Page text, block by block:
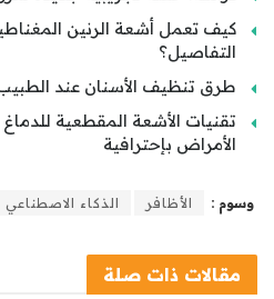
كيف تعمل أشعة الرنين
التفاصيل؟
طرق تنظيف الأسنان عند
تقنيات الأشعة المقطعية
الأمراض بإحترافية
وسوم : الأظافر الذكاء الاصطناعي
مقالات ذات صلة